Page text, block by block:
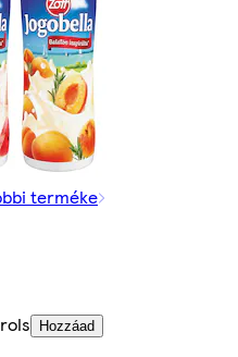
terméke
Hozzáad